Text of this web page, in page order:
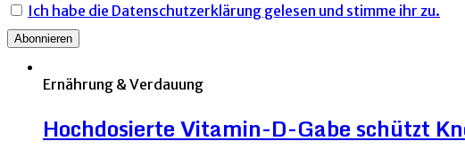
Ich habe die Datenschutzerklärung gelesen und stimme ihr zu.
Ernährung & Verdauung
Hochdosierte Vitamin-D-Gabe schützt